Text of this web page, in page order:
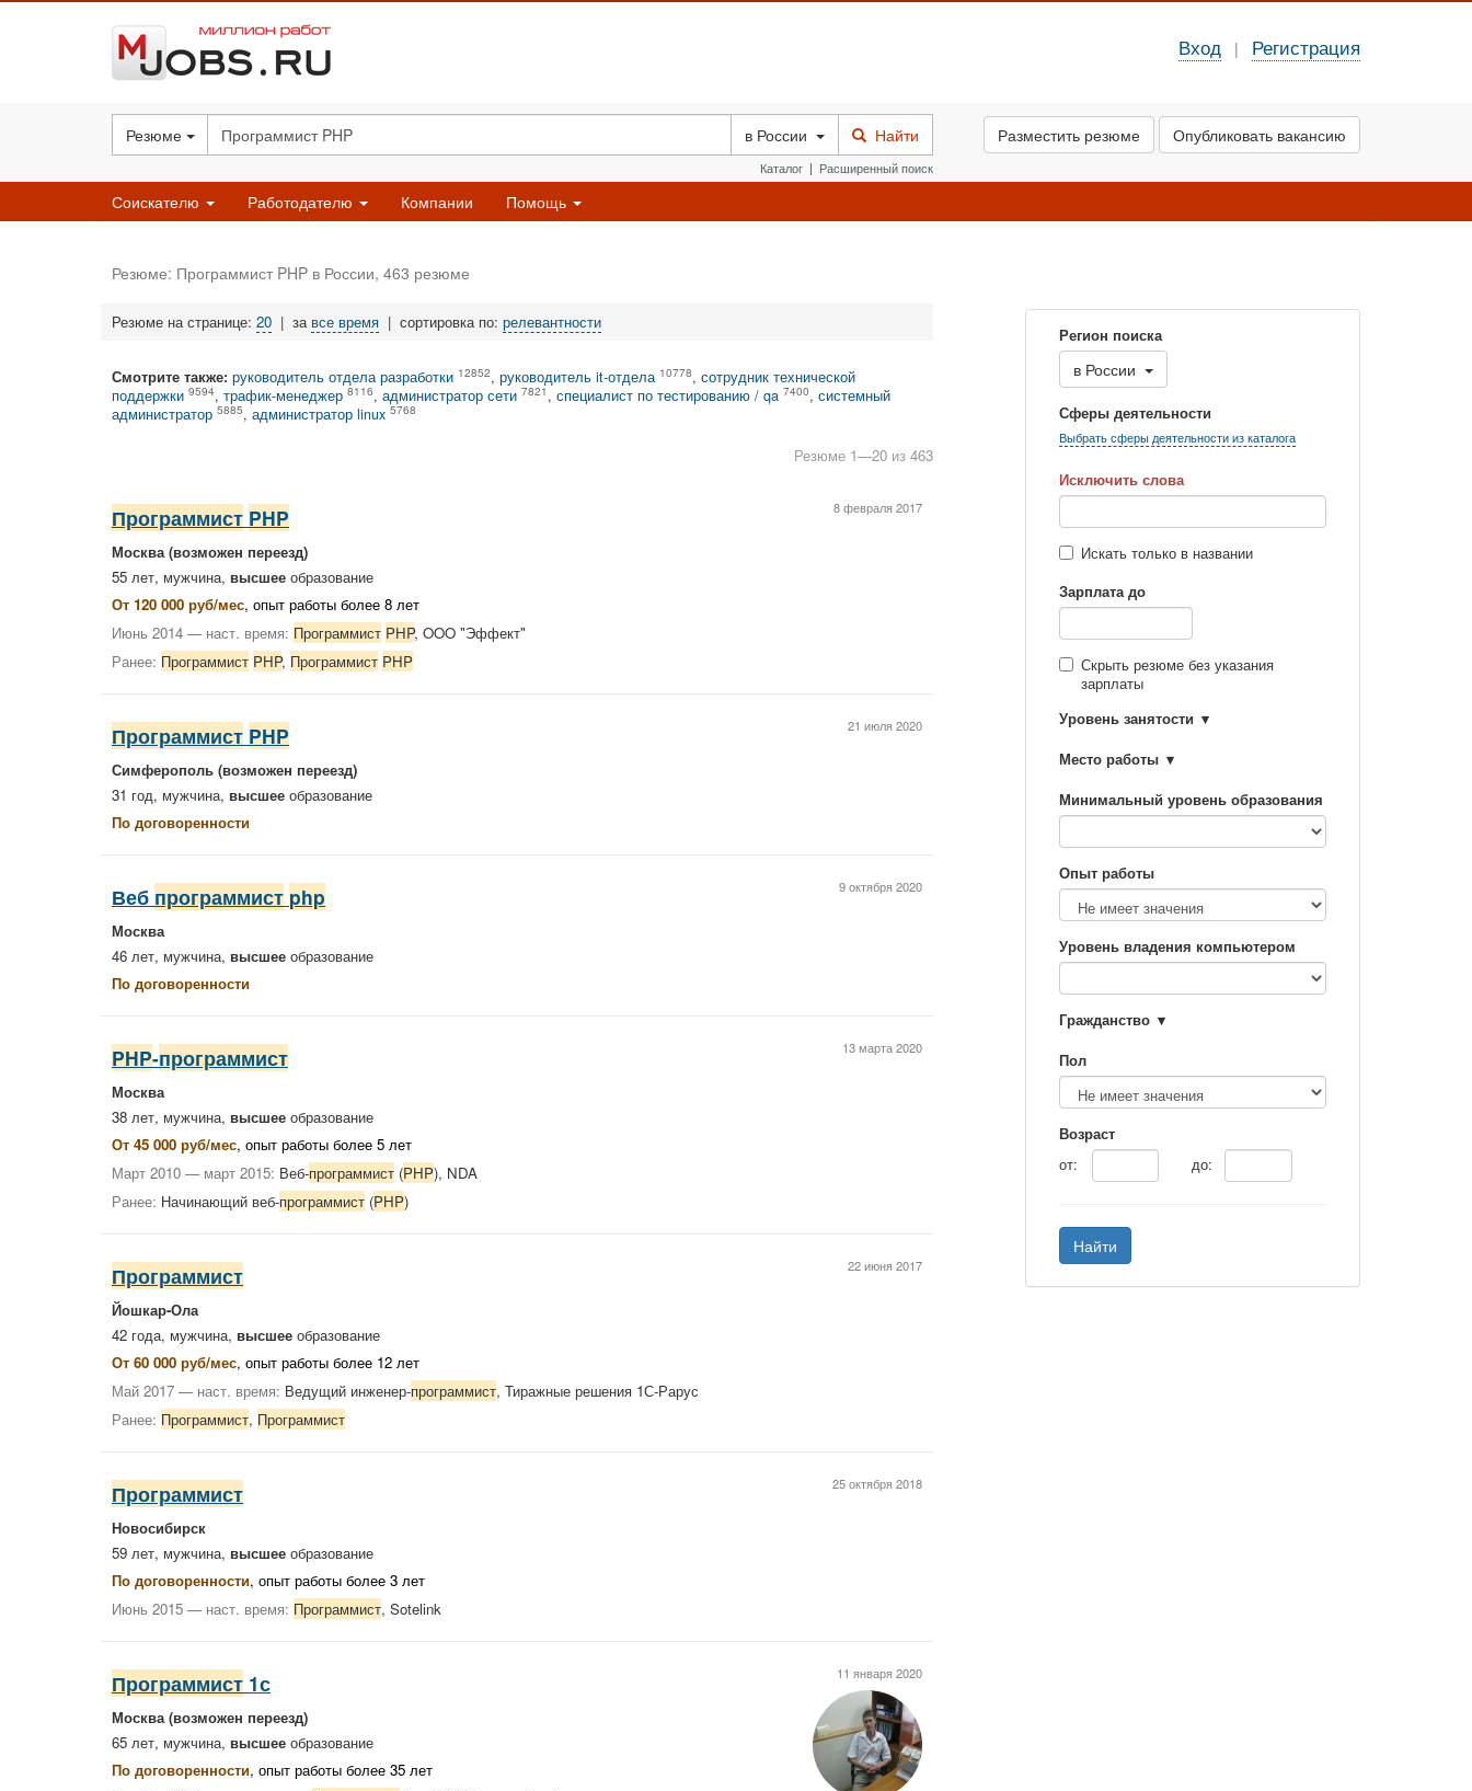
Вход | Регистрация
Резюме в России Найти
Каталог | Расширенный поиск
Разместить резюме Опубликовать вакансию
Соискателю Работодателю Компании Помощь
Резюме: Программист PHP в России, 463 резюме
Резюме на странице: 20 | за все время | сортировка по: релевантности
Смотрите также: руководитель отдела разработки 12852, руководитель it-отдела 10778, сотрудник технической
поддержки 9594, трафик-менеджер 8116, администратор сети 7821, специалист по тестированию / qa 7400, системный
администратор 5885, администратор linux 5768
Резюме 1—20 из 463
8 февраля 2017
Программист PHP
Москва(возможен переезд)
55 лет, мужчина, высшее образование
От 120 000 руб/мес, опыт работы более 8 лет
Июнь 2014 — наст. время: Программист PHP, OOO "Эффект"
Ранее: Программист PHP, Программист PHP
21 июля 2020
Программист PHP
Симферополь (возможен переезд)
31 год, мужчина, высшее образование
По договоренности
9 октября 2020
Веб программист php
Москва
46 лет, мужчина, высшее образование
По договоренности
13 марта 2020
PHP-программист
Москва
38 лет, мужчина, высшее образование
От 45 000 руб/мес, опыт работы более 5 лет
Март 2010 — март 2015: Веб-программист (PHP), NDA
Ранее: Начинающий веб-программист (PHP)
22 июня 2017
Программист
Йошкар-Ола
42 года, мужчина, высшее образование
От 60 000 руб/мес, опыт работы более 12 лет
Май 2017 — наст. время: Ведущий инженер-программист, Тиражные решения 1С-Рарус
Ранее: Программист, Программист
25 октября 2018
Программист
Новосибирск
59 лет, мужчина, высшее образование
По договоренности, опыт работы более 3 лет
Июнь 2015 — наст. время: Программист, Sotelink
11 января 2020
Программист 1с
Москва(возможен переезд)
65 лет, мужчина, высшее образование
По договоренности, опыт работы более 35 лет
Регион поиска
в России
Сферы деятельности
Выбрать сферы деятельности из каталога
Исключить слова
Искать только в названии
Зарплата до
Скрыть резюме без указания
зарплаты
Уровень занятости
Место работы
Минимальный уровень образования
Опыт работы
Уровень владения компьютером
Гражданство
Пол
Возраст
от:
до:
Найти